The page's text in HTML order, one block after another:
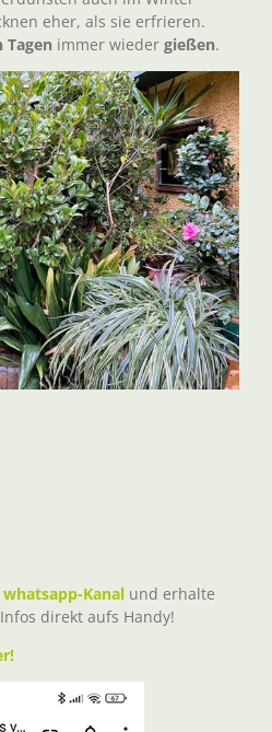
eher, als sie erfrieren.
immer wieder gießen.
whatsapp-Kanal und erhalte
direkt aufs Handy!